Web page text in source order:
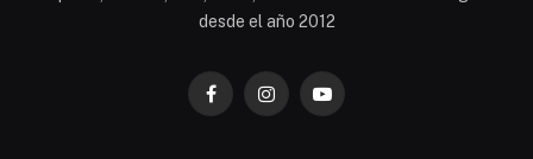
desde el año 2012
FacebookInstagramYouTube